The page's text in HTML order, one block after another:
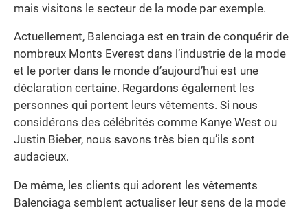
mais visitons le secteur de la mode par exemple.
Actuellement, Balenciaga est en train de conquérir de
nombreux Monts Everest dans l’industrie de la mode
et le porter dans le monde d’aujourd’hui est une
déclaration certaine. Regardons également les
personnes qui portent leurs vêtements. Si nous
considérons des célébrités comme Kanye West ou
Justin Bieber, nous savons très bien qu’ils sont
audacieux.
De même, les clients qui adorent les vêtements
Balenciaga semblent actualiser leur sens de la mode